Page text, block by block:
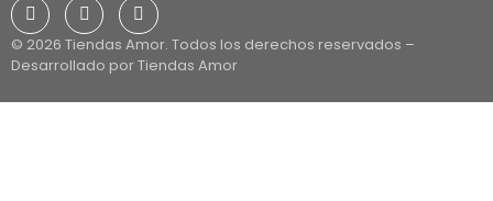
© 2026 Tiendas Amor. Todos los derechos reservados –
Desarrollado por Tiendas Amor